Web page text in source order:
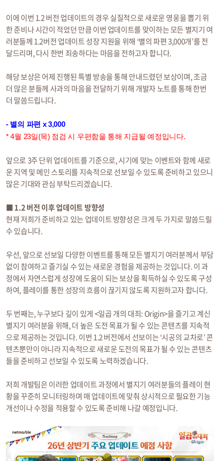
이에 이번 1.2 버전 업데이트의 경우 실질적으로 새로운 영웅을 뽑기 위
한 준비나 시간이 적었던 만큼 이번 업데이트를 맞이하는 모든 별지기 여
러분들께 1.2버전 업데이트 성장 지원을 위해 ‘별의 파편 3,000개’를 전
달드리며, 다시 한번 죄송하다는 마음을 전하고자 합니다.
해당 보상은 어제 진행된 특별 방송을 통해 안내드렸던 보상이며, 조금
더 많은 분들께 사과의 마음을 전달하기 위해 개발자 노트를 통해 한번
더 말씀드립니다.
- 별의 파편 x 3,000
* 4월 23일(목) 점검 시 우편함을 통해 지급될 예정입니다.
앞으로 3주 단위 업데이트를 기준으로, 시기에 맞는 이벤트와 함께 새로
운 지역 및 메인 스토리를 지속적으로 선보일 수 있도록 준비하고 있으니
많은 기대와 관심 부탁드리겠습니다.
■ 1.2 버전 이후 업데이트 방향성
현재 저희가 준비하고 있는 업데이트 방향성은 크게 두 가지로 말씀드릴
수 있습니다.
우선, 앞으로 선보일 다양한 이벤트를 통해 모든 별지기 여러분께서 부담
없이 참여하고 즐기실 수 있는 새로운 경험을 제공하는 것입니다. 이 과
정에서 자연스럽게 성장에 도움이 되는 보상을 획득하실 수 있도록 구성
하여, 플레이를 통한 성장의 흐름이 끊기지 않도록 지원하고자 합니다.
두 번째는, 누구보다 깊이 있게 <일곱 개의 대죄: Origin>을 즐기고 계신
별지기 여러분을 위해, 더 높은 도전 목표가 될 수 있는 콘텐츠를 지속적
으로 제공하는 것입니다. 이번 1.2 버전에서 선보이는 ‘시공의 교차로’ 콘
텐츠뿐만이 아니라 지속적으로 새로운 도전의 목표가 될 수 있는 콘텐츠
들을 준비하고 선보일 수 있도록 노력하겠습니다.
저희 개발팀은 이러한 업데이트 과정에서 별지기 여러분들의 플레이 현
황을 꾸준히 모니터링하며 매 업데이트에 맞춰 상시적으로 필요한 기능
개선이나 수정을 적용할 수 있도록 준비해 나갈 예정입니다.